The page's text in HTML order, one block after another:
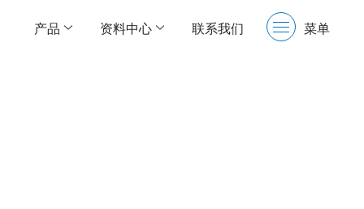
产品 资料中心
联系我们
Menu
菜单